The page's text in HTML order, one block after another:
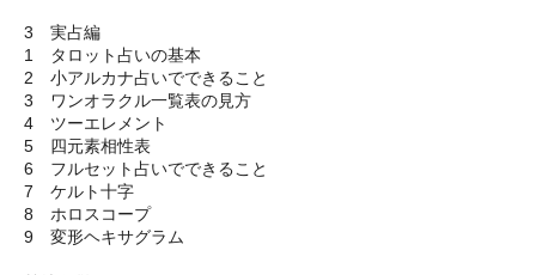
3 実占編
1 タロット占いの基本
2 小アルカナ占いでできること
3 ワンオラクル一覧表の見方
4 ツーエレメント
5 四元素相性表
6 フルセット占いでできること
7 ケルト十字
8 ホロスコープ
9 変形ヘキサグラム